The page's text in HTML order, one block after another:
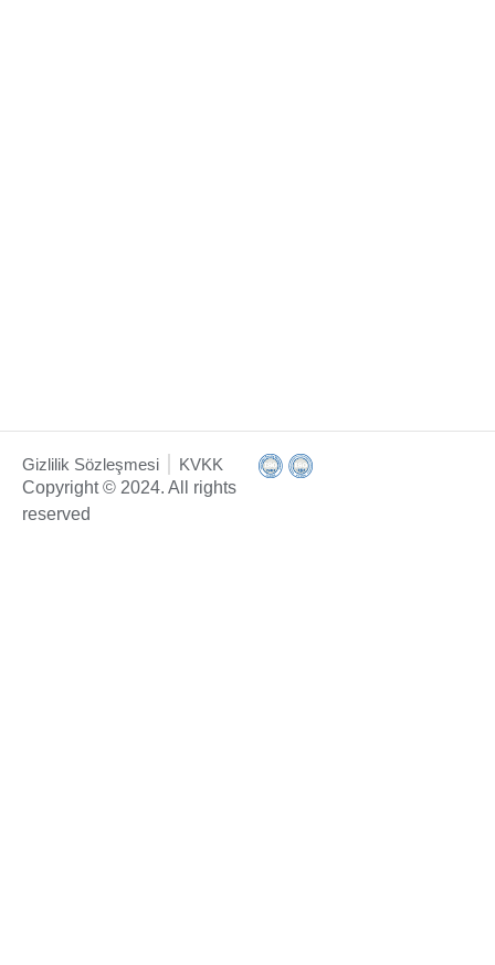
Gizlilik Sözleşmesi
KVKK
Copyright © 2024. All rights
reserved